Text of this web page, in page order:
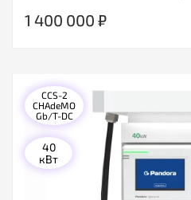
1 400 000 ₽
CCS-2
CHAdeMO
Gb/T-DC
40
кВт